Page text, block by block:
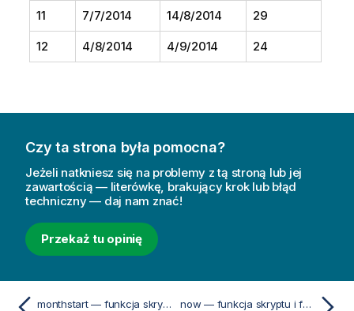
11 7/7/2014 14/8/2014 29
12 4/8/2014 4/9/2014 24
Czy ta strona była pomocna?
Jeżeli natkniesz się na problemy z tą stroną lub jej
zawartością — literówkę, brakujący krok lub błąd
techniczny — daj nam znać!
Przekaż tu opinię
monthstart — funkcja skryptu i funkcja wykresu now — funkcja skryptu i funkcja wykresu